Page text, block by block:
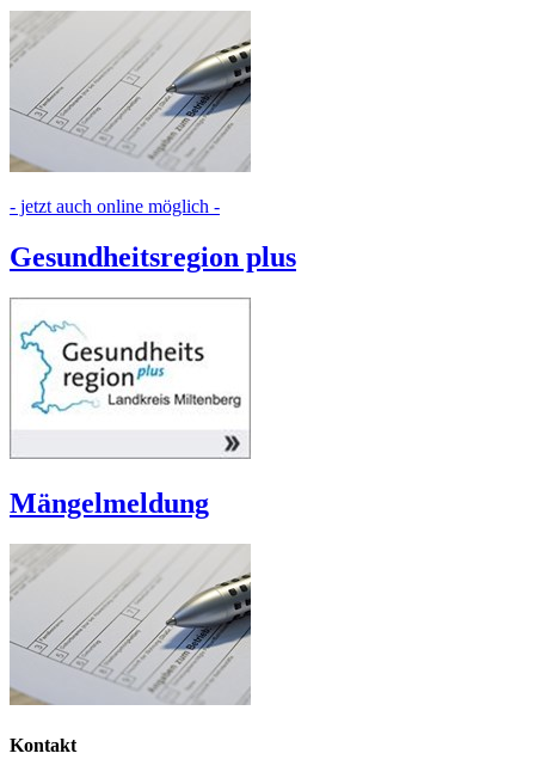
- jetzt auch online möglich -
Gesundheitsregion plus
Mängelmeldung
Kontakt